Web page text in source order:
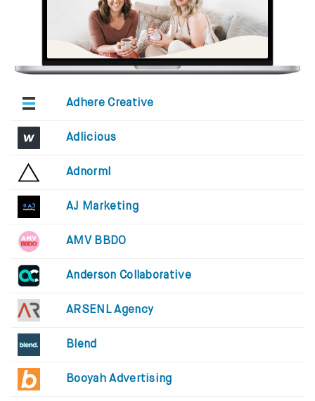
Adhere Creative
Adlicious
Adnorml
AJ Marketing
AMV BBDO
Anderson Collaborative
ARSENL Agency
Blend
Booyah Advertising